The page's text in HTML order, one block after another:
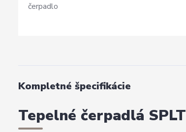
Kompletné špecifikácie
Tepelné čerpadlá SPLT